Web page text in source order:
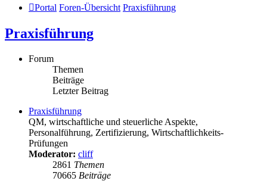
Portal Foren-Übersicht Praxisführung
Praxisführung
Forum
Themen
Beiträge
Letzter Beitrag
Praxisführung
QM, wirtschaftliche und steuerliche Aspekte,
Personalführung, Zertifizierung, Wirtschaftlichkeits-
Prüfungen
Moderator: cliff
2861 Themen
70665 Beiträge